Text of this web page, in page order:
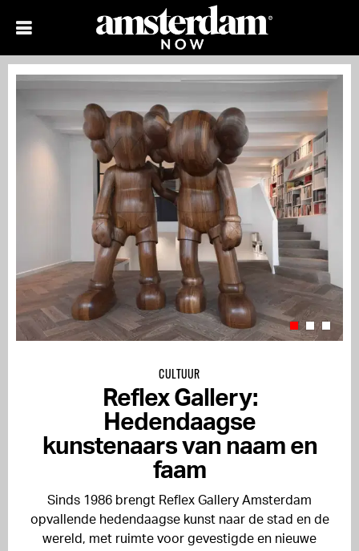
CULTUUR
Reflex Gallery:
Hedendaagse
kunstenaars van naam en
faam
Sinds 1986 brengt Reflex Gallery Amsterdam
opvallende hedendaagse kunst naar de stad en de
wereld, met ruimte voor gevestigde en nieuwe